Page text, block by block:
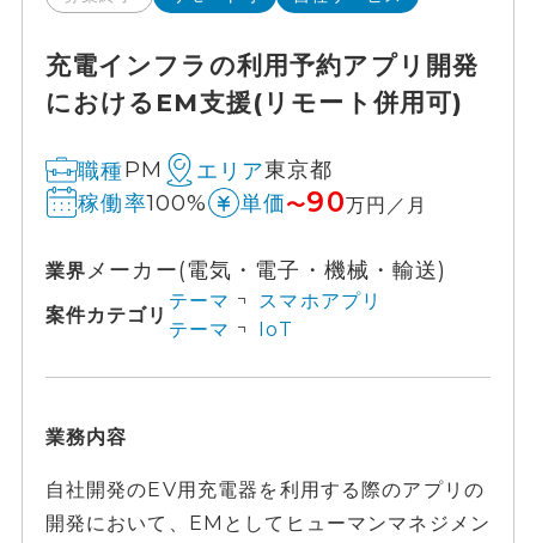
充電インフラの利用予約アプリ開発
におけるEM支援(リモート併用可)
職種PM エリア東京都
稼働率100% 単価〜90万円／月
業界メーカー(電気・電子・機械・輸送)
案件カテゴリ
テーマ
スマホアプリ
テーマ
IoT
業務内容
自社開発のEV用充電器を利用する際のアプリの
開発において、EMとしてヒューマンマネジメン